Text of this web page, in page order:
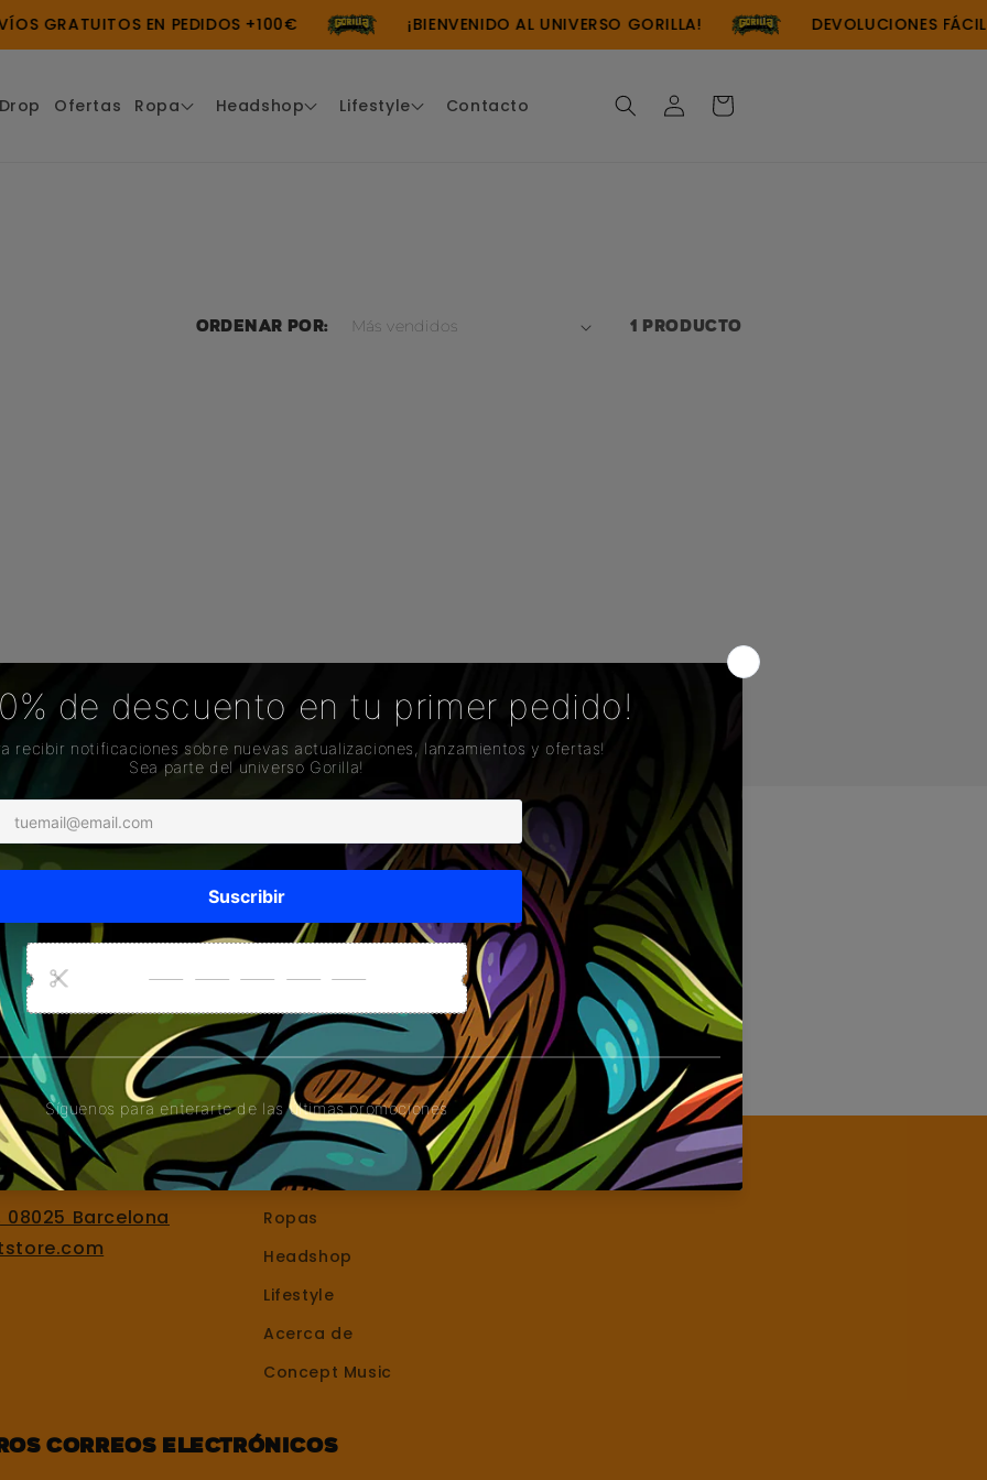
GRATUITOS EN PEDIDOS +100€ ¡BIENVENIDO AL UNIVERSO GORILLA! DEVOLUCIONES FÁCILES
Ofertas Ropa Headshop Lifestyle Contacto
Iniciar
sesión
Carrito
Ordenar por: 1 producto
Boquillas Bandejas Grinders Pipas
Barcelona
Enlaces rápidos
Ropas
Headshop
Lifestyle
Acerca de
Concept Music
correos electrónicos